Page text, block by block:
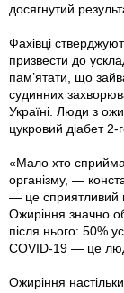
досягнутий
Фахівці
призвести до
пам’ятати, що
судинних
Україні. Люди з
цукровий діабет 2-
«Мало хто
організму, —
— це сприятливий
Ожиріння значно
після нього: 50%
COVID-19 — це
Ожиріння